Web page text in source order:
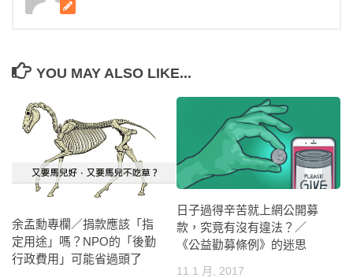
YOU MAY ALSO LIKE...
余孟勳專欄／捐款應該「指
定用途」嗎？NPO的「後勤
行政費用」可能省過頭了
日子過得辛苦就上網公開募
款，究竟有沒有違法？／
《公益勸募條例》的迷思
11 1 月, 2017